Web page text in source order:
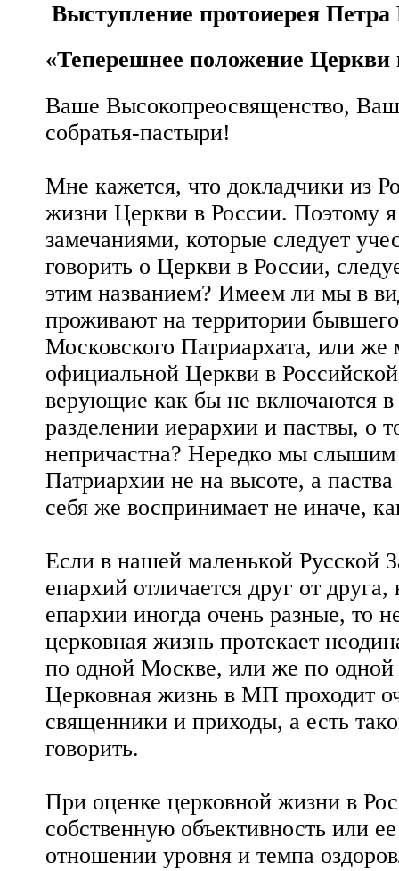
Выступление протоиерея
«Теперешнее положение Церкви
Ваше Высокопреосвященство,
собратья-пастыри!
Мне кажется, что докладчики из
жизни Церкви в России. Поэтому
замечаниями, которые следует
говорить о Церкви в России,
этим названием? Имеем ли мы в
проживают на территории
Московского Патриархата, или
официальной Церкви в
верующие как бы не включаются
разделении иерархии и паствы, о
непричастна? Нередко мы
Патриархии не на высоте, а
себя же воспринимает не иначе,
Если в нашей маленькой Русской
епархий отличается друг от
епархии иногда очень разные, то
церковная жизнь протекает
по одной Москве, или же по
Церковная жизнь в МП проходит
священники и приходы, а есть
говорить.
При оценке церковной жизни в
собственную объективность или
отношении уровня и темпа